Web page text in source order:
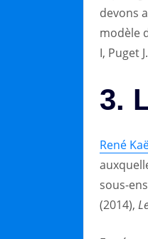
devons
modèle
I, Puget
3.
René
sous-
(2014),